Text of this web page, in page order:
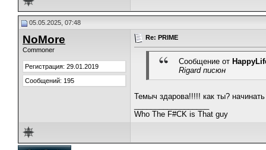
05.05.2025, 07:48
NoMore
Commoner
Регистрация: 29.01.2019
Сообщений: 195
Re: PRIME
Сообщение от
Rigard писюн
Темыч здарова!!!!! как ты?
Who The F#CK is That guy